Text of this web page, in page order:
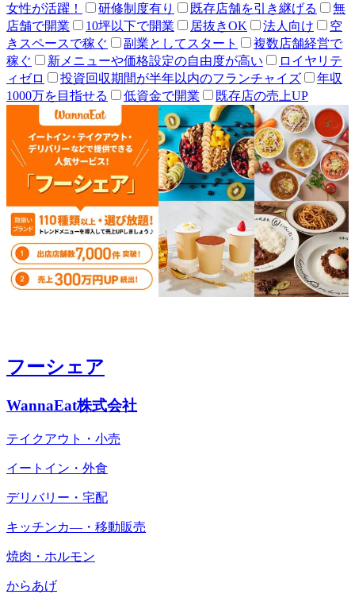
女性が活躍！
研修制度有り 既存店舗を引き継げる
無
店舗で開業
10坪以下で開業 居抜きOK 法人向け
空
きスペースで稼ぐ
副業としてスタート
複数店舗経営で
稼ぐ
新メニューや価格設定の自由度が高い
ロイヤリテ
ィゼロ
投資回収期間が半年以内のフランチャイズ
年収
1000万を目指せる
低資金で開業 既存店の売上UP
フーシェア
WannaEat株式会社
テイクアウト・小売
イートイン・外食
デリバリー・宅配
キッチンカ―・移動販売
焼肉・ホルモン
からあげ